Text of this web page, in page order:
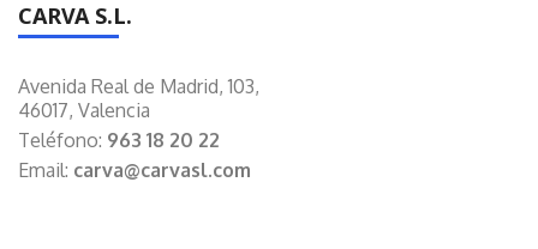
CARVA S.L.
Avenida Real de Madrid, 103,
46017, Valencia
Teléfono: 963 18 20 22
Email: carva@carvasl.com